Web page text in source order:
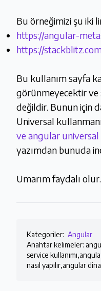
Bu örneğimizi şu iki
https://angular-
https://
Bu kullanım sayfa
görünmeyecektir ve
değildir. Bunun için
Universal
ve angular universal
yazımdan bunuda
Umarım faydalı olur.
Kategoriler: Angular
Anahtar kelimeler:
service
nasıl yapılır,angular